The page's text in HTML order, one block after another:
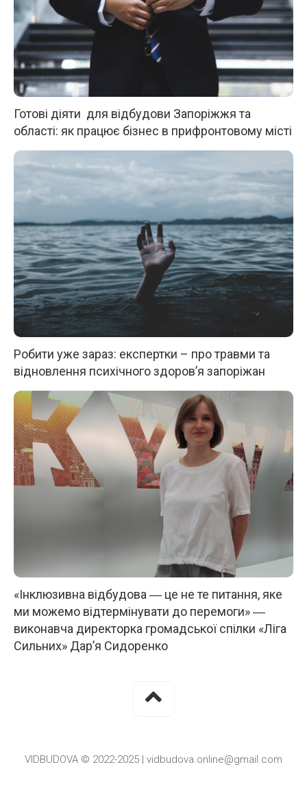
Готові діяти для відбудови Запоріжжя та
області: як працює бізнес в прифронтовому місті
Робити уже зараз: експертки – про травми та
відновлення психічного здоров’я запоріжан
«Інклюзивна відбудова ― це не те питання, яке
ми можемо відтермінувати до перемоги» ―
виконавча директорка громадської спілки «Ліга
Сильних» Дар’я Сидоренко
VIDBUDOVA © 2022-2025 | vidbudova.online@gmail.com